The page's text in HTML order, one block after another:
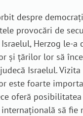
despre
provocări de
Herzog le-a
și țărilor lor să
Israelul. Vizita
este foarte
oferă
să fie